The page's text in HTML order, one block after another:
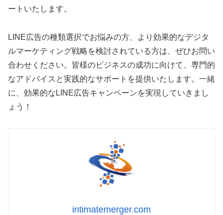
ートいたします。
LINE広告の種類選択でお悩みの方、より効果的なデジタ
ルマーケティング戦略を検討されている方は、ぜひお問い
合わせください。皆様のビジネスの成功に向けて、専門的
なアドバイスと実践的なサポートを提供いたします。一緒
に、効果的なLINE広告キャンペーンを実現していきまし
ょう！
intimatemerger.com